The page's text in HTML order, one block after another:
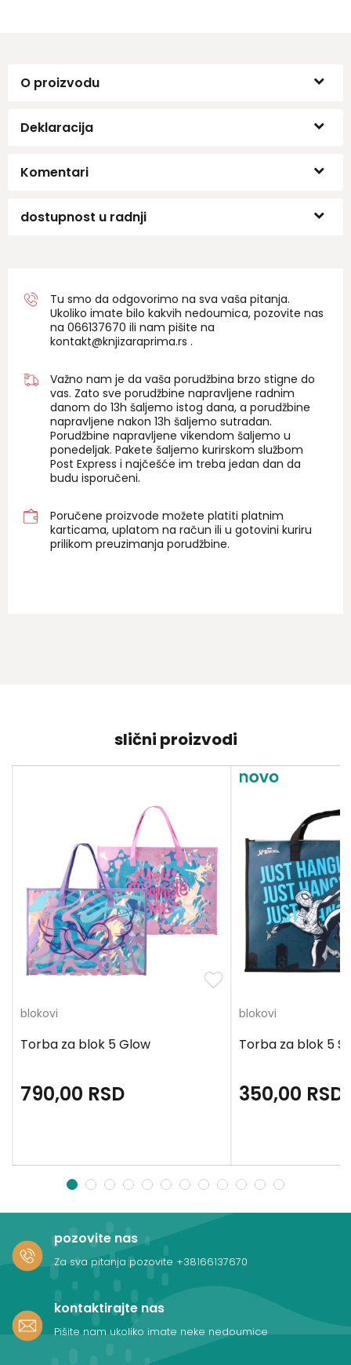
O proizvodu
Deklaracija
Komentari
dostupnost u radnji
Tu smo da odgovorimo na sva vaša pitanja.
Ukoliko imate bilo kakvih nedoumica, pozovite nas
na 066137670 ili nam pišite na
kontakt@knjizaraprima.rs .
Važno nam je da vaša porudžbina brzo stigne do
vas. Zato sve porudžbine napravljene radnim
danom do 13h šaljemo istog dana, a porudžbine
napravljene nakon 13h šaljemo sutradan.
Porudžbine napravljene vikendom šaljemo u
ponedeljak. Pakete šaljemo kurirskom službom
Post Express i najčešće im treba jedan dan da
budu isporučeni.
Poručene proizvode možete platiti platnim
karticama, uplatom na račun ili u gotovini kuriru
prilikom preuzimanja porudžbine.
slični proizvodi
blokovi
Torba za blok 5 Glow
790,00 RSD
blokovi
Torba za blok 5
350,00 RSD
1 2 3 4 5 6 7 8 9 10 11 12
pozovite nas
Za sva pitanja pozovite +38166137670
kontaktirajte nas
Pišite nam ukoliko imate neke nedoumice